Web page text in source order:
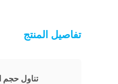
تفاصيل المنتج
تناول حجم